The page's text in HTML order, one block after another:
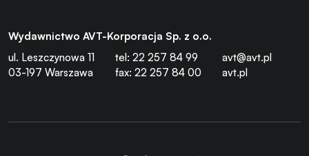
Wydawnictwo AVT-Korporacja Sp. z o.o.
ul. Leszczynowa 11
03-197 Warszawa
tel: 22 257 84 99
fax: 22 257 84 00
avt@avt.pl
avt.pl